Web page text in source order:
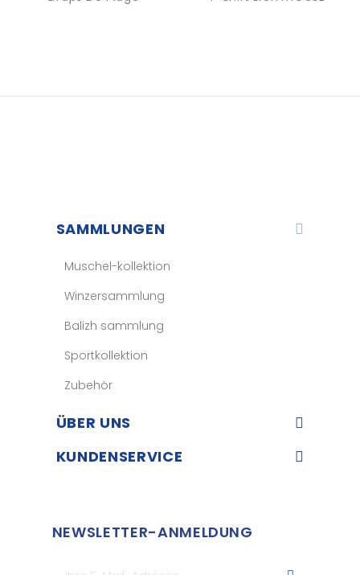
SAMMLUNGEN
Muschel-kollektion
Winzersammlung
Balizh sammlung
Sportkollektion
Zubehör
ÜBER UNS​
KUNDENSERVICE​
NEWSLETTER-ANMELDUNG